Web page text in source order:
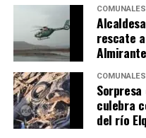
COMUNALES
rescate
COMUNALES
culebra
del río